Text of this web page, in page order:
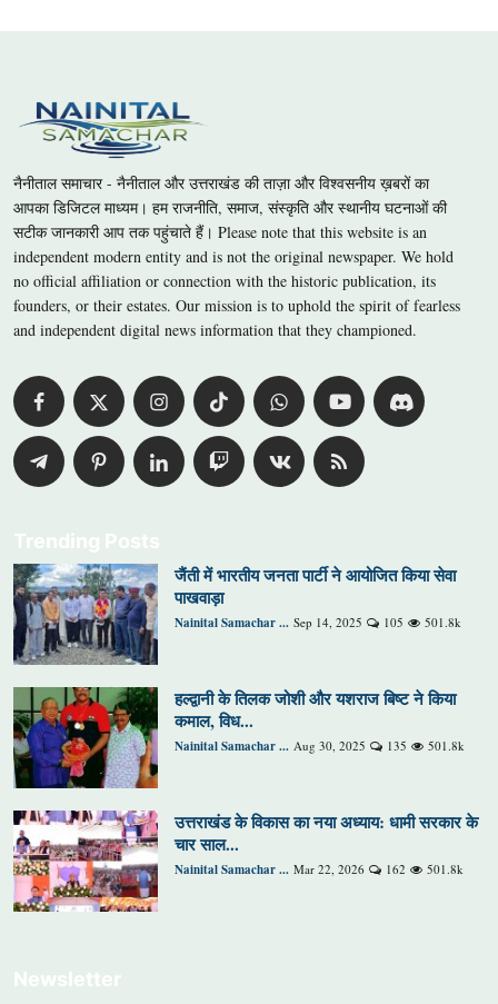
नैनीताल समाचार - नैनीताल और उत्तराखंड की ताज़ा और विश्वसनीय ख़बरों का
आपका डिजिटल माध्यम। हम राजनीति, समाज, संस्कृति और स्थानीय घटनाओं की
सटीक जानकारी आप तक पहुंचाते हैं। Please note that this website is an
independent modern entity and is not the original newspaper. We hold
no official affiliation or connection with the historic publication, its
founders, or their estates. Our mission is to uphold the spirit of fearless
and independent digital news information that they championed.
Trending Posts
जैंती में भारतीय जनता पार्टी ने आयोजित किया सेवा
पाखवाड़ा
Nainital Samachar ... Sep 14, 2025 105 501.8k
हल्द्वानी के तिलक जोशी और यशराज बिष्ट ने किया
कमाल, विध...
Nainital Samachar ... Aug 30, 2025 135 501.8k
उत्तराखंड के विकास का नया अध्याय: धामी सरकार के
चार साल...
Nainital Samachar ... Mar 22, 2026 162 501.8k
Newsletter